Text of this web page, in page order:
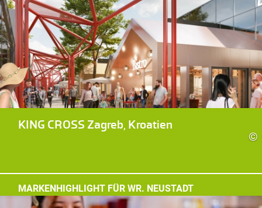
©
KING CROSS Zagreb, Kroatien
MARKENHIGHLIGHT FÜR WR. NEUSTADT